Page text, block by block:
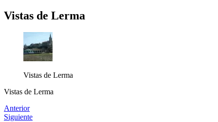
Vistas de Lerma
Vistas de Lerma
Vistas de Lerma
Anterior
Siguiente